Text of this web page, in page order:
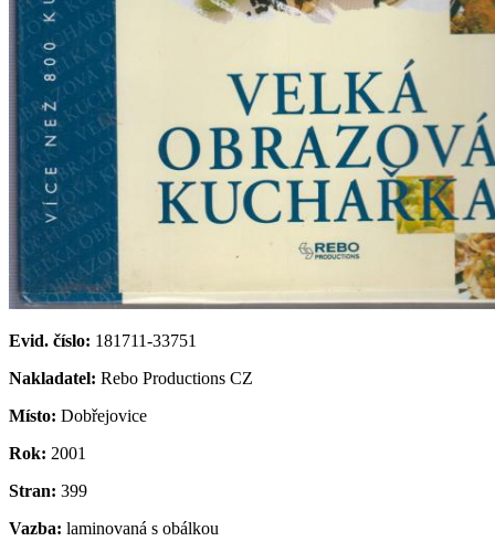
Evid. číslo: 181711-33751
Nakladatel: Rebo Productions CZ
Místo: Dobřejovice
Rok: 2001
Stran: 399
Vazba: laminovaná s obálkou